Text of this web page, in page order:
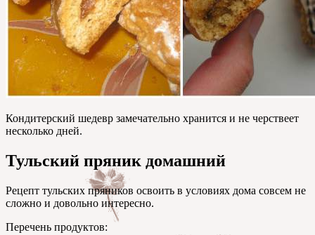
Кондитерский шедевр замечательно хранится и не черствеет
несколько дней.
Тульский пряник домашний
Рецепт тульских пряников освоить в условиях дома совсем не
сложно и довольно интересно.
Перечень продуктов: